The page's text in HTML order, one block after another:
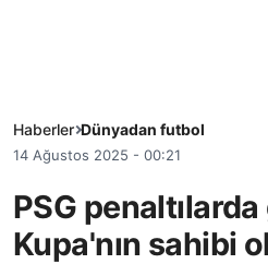
Haberler Dünyadan futbol
14 Ağustos 2025 - 00:21
PSG
Kupa'nın sahibi